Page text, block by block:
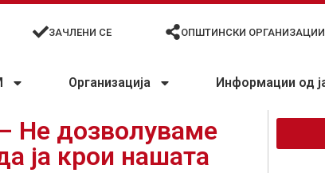
ЗАЧЛЕНИ СЕ ОПШТИНСКИ ОРГАНИЗАЦИИ
Организација Информации од
Не дозволуваме
ја крои нашата